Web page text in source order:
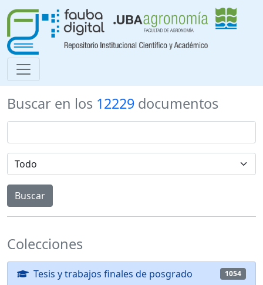
Buscar en los 12229 documentos
Colecciones
Tesis y trabajos finales de posgrado 1054